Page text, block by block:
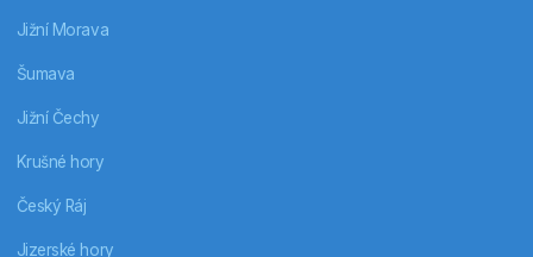
Jižní Morava
Šumava
Jižní Čechy
Krušné hory
Český Ráj
Jizerské hory